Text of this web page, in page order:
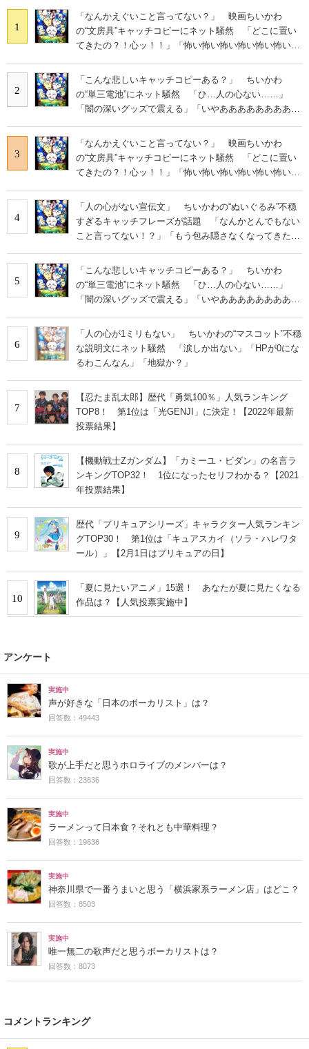
1
「なんかえぐいこと言ってない？」 映画ちいかわ
の“文房具”キャッチコピーにネット騒然 「どこに置い
てきたの？！心ッ！！」「怖い怖い怖い怖い怖い怖い怖
2
「こんな悲しいキャッチコピーある？」 ちいかわ
の“単三電池”にネット騒然 「ひ…人の心ない……」
「闇の深いグッズで震える」「いやあああああああああ
3
「なんかえぐいこと言ってない？」 映画ちいかわ
の“文房具”キャッチコピーにネット騒然 「どこに置い
てきたの？！心ッ！！」「怖い怖い怖い怖い怖い怖い怖
4
「人の心がない宣伝文」 ちいかわの“ぬいぐるみ”不穏
すぎるキャッチフレーズが話題 「なんかとんでもない
こと言ってない！？」「もう包み隠さなくなってきた
5
「こんな悲しいキャッチコピーある？」 ちいかわ
の“単三電池”にネット騒然 「ひ…人の心ない……」
「闇の深いグッズで震える」「いやあああああああああ
6
「人の心が1ミリもない」 ちいかわの“マスコット”不穏
な説明文にネット騒然 「涙しか出ない」「HPが0にな
るわこんなん」「地獄か？」
7
【忍たま乱太郎】歴代「勇気100％」人気ランキング
TOP8！ 第1位は「光GENJI」に決定！【2022年最新
投票結果】
8
【機動戦士Zガンダム】「カミーユ・ビダン」の名言ラ
ンキングTOP32！ 1位になったセリフわかる？【2021
年投票結果】
9
歴代「プリキュアシリーズ」キャラクター人気ランキン
グTOP30！ 第1位は「キュアスカイ（ソラ・ハレワタ
ール）」【2月1日はプリキュアの日】
10
「夏に見たいアニメ」15選！ あなたが夏に見たくなる
作品は？【人気投票実施中】
アンケート
実施中
声が好きな「日本のボーカリスト」は？
回答数：49443
実施中
歌が上手だと思うホロライブのメンバーは？
回答数：23836
実施中
ラーメンって日本食？それとも中華料理？
回答数：19636
実施中
神奈川県で一番うまいと思う「横浜家系ラーメン店」はどこ？
回答数：8503
実施中
唯一無二の歌声だと思うボーカリストは？
回答数：8073
コメントランキング